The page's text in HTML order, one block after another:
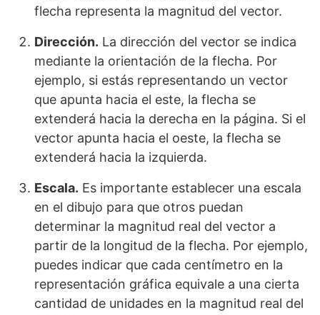
flecha representa la magnitud del vector.
Dirección. La dirección del vector se indica
mediante la orientación de la flecha. Por
ejemplo, si estás representando un vector
que apunta hacia el este, la flecha se
extenderá hacia la derecha en la página. Si el
vector apunta hacia el oeste, la flecha se
extenderá hacia la izquierda.
Escala. Es importante establecer una escala
en el dibujo para que otros puedan
determinar la magnitud real del vector a
partir de la longitud de la flecha. Por ejemplo,
puedes indicar que cada centímetro en la
representación gráfica equivale a una cierta
cantidad de unidades en la magnitud real del